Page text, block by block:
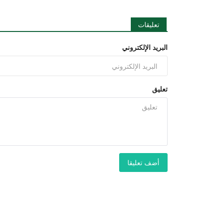
تعليقات
البريد الإلكتروني
تعليق
أضف تعليقا